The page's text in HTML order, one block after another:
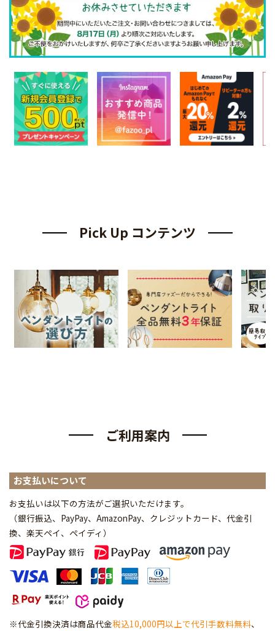
Pick Up コンテンツ
ご利用案内
お支払いについて
お支払いは以下の方法がご選択いただけます。
（銀行振込、PayPay、AmazonPay、クレジットカード、代金引
換、楽天ペイ、ペイディ ）
※代金引換決済は商品代金税込10,000円以上で代引手数料無料、